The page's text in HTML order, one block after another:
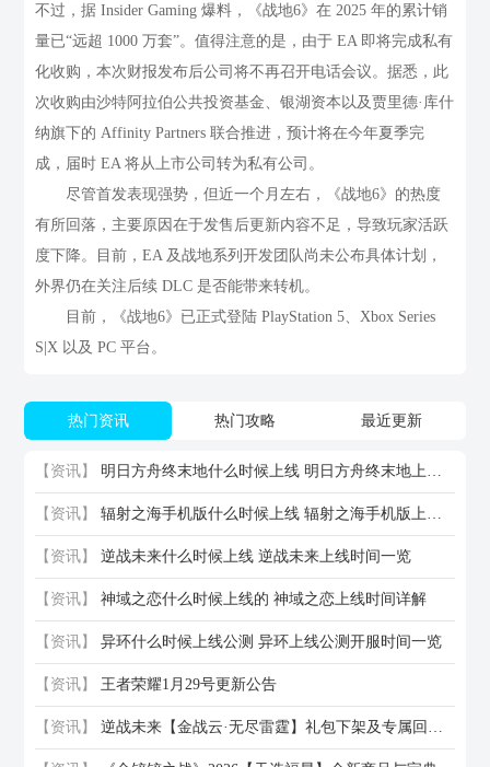
不过，据 Insider Gaming 爆料，《战地6》在 2025 年的累计销
量已“远超 1000 万套”。值得注意的是，由于 EA 即将完成私有
化收购，本次财报发布后公司将不再召开电话会议。据悉，此
次收购由沙特阿拉伯公共投资基金、银湖资本以及贾里德·库什
纳旗下的 Affinity Partners 联合推进，预计将在今年夏季完
成，届时 EA 将从上市公司转为私有公司。
尽管首发表现强势，但近一个月左右，《战地6》的热度
有所回落，主要原因在于发售后更新内容不足，导致玩家活跃
度下降。目前，EA 及战地系列开发团队尚未公布具体计划，
外界仍在关注后续 DLC 是否能带来转机。
目前，《战地6》已正式登陆 PlayStation 5、Xbox Series
S|X 以及 PC 平台。
热门资讯 热门攻略 最近更新
【资讯】
【资讯】
【资讯】 逆战未来什么时候上线 逆战未来上线时间一览
【资讯】 神域之恋什么时候上线的 神域之恋上线时间详解
【资讯】 异环什么时候上线公测 异环上线公测开服时间一览
【资讯】 王者荣耀1月29号更新公告
【资讯】